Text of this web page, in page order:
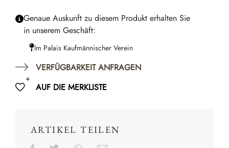
Genaue Auskunft zu diesem Produkt erhalten Sie
in unserem Geschäft:
Im Palais Kaufmännischer Verein
VERFÜGBARKEIT ANFRAGEN
AUF DIE MERKLISTE
ARTIKEL TEILEN